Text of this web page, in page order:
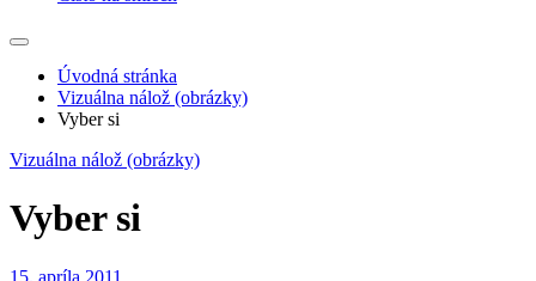
Úvodná stránka
Vizuálna nálož (obrázky)
Vyber si
Vizuálna nálož (obrázky)
Vyber si
15. apríla 2011